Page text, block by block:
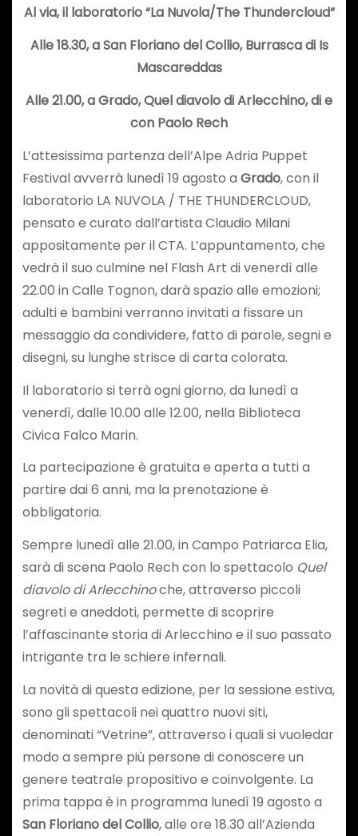
Al via, il laboratorio “La Nuvola/The Thundercloud”
Alle 18.30, a San Floriano del Collio, Burrasca di Is
Mascareddas
Alle 21.00, a Grado, Quel diavolo di Arlecchino, di e
con Paolo Rech
L’attesissima partenza dell’Alpe Adria Puppet
Festival avverrà lunedì 19 agosto a Grado, con il
laboratorio LA NUVOLA / THE THUNDERCLOUD,
pensato e curato dall’artista Claudio Milani
appositamente per il CTA. L’appuntamento, che
vedrà il suo culmine nel Flash Art di venerdì alle
22.00 in Calle Tognon, darà spazio alle emozioni;
adulti e bambini verranno invitati a fissare un
messaggio da condividere, fatto di parole, segni e
disegni, su lunghe strisce di carta colorata.
Il laboratorio si terrà ogni giorno, da lunedì a
venerdì, dalle 10.00 alle 12.00, nella Biblioteca
Civica Falco Marin.
La partecipazione è gratuita e aperta a tutti a
partire dai 6 anni, ma la prenotazione è
obbligatoria.
Sempre lunedì alle 21.00, in Campo Patriarca Elia,
sarà di scena Paolo Rech con lo spettacolo Quel
diavolo di Arlecchinoche, attraverso piccoli
segreti e aneddoti, permette di scoprire
l’affascinante storia di Arlecchino e il suo passato
intrigante tra le schiere infernali.
La novità di questa edizione, per la sessione estiva,
sono gli spettacoli nei quattro nuovi siti,
denominati “Vetrine”, attraverso i quali si vuoledar
modo a sempre più persone di conoscere un
genere teatrale propositivo e coinvolgente. La
prima tappa è in programma lunedì 19 agosto a
San Floriano del Collio, alle ore 18.30 all’Azienda